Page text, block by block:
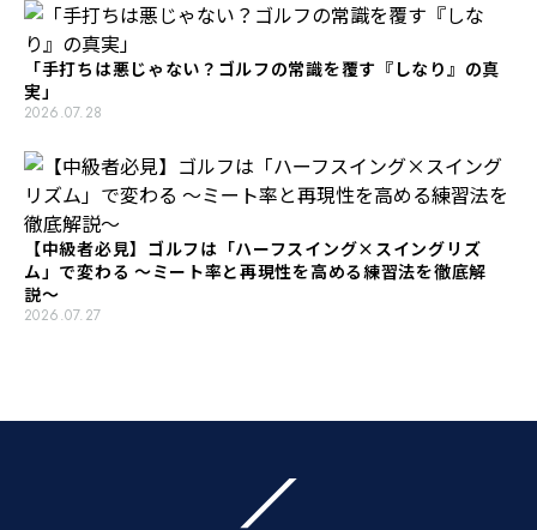
「手打ちは悪じゃない？ゴルフの常識を覆す『しなり』の真
実」
2026.07.28
【中級者必見】ゴルフは「ハーフスイング×スイングリズ
ム」で変わる 〜ミート率と再現性を高める練習法を徹底解
説〜
2026.07.27